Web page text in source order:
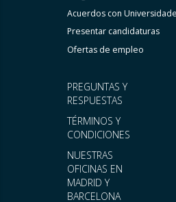
PREGUNTAS Y
RESPUESTAS
TÉRMINOS Y
CONDICIONES
NUESTRAS
OFICINAS EN
MADRID Y
BARCELONA
Acuerdos con
Presentar candidaturas
Ofertas de empleo